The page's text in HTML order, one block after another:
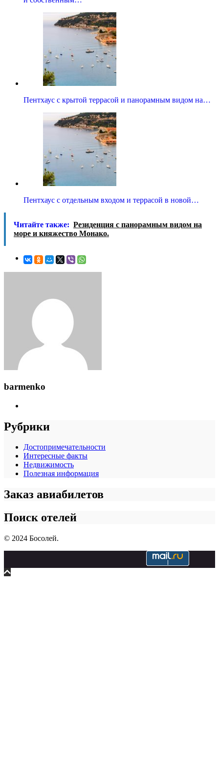
Пентхаус с крытой террасой и панорамным видом на…
Пентхаус с отдельным входом и террасой в новой…
Читайте также: Резиденция с панорамным видом на
море и княжество Монако.
barmenko
Рубрики
Достопримечательности
Интересные факты
Недвижимость
Полезная информация
Заказ авиабилетов
Поиск отелей
© 2024 Босолей.